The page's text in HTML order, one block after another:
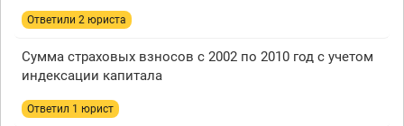
Ответили 2 юристa
Сумма страховых взносов с 2002 по 2010 год с учетом
индексации капитала
Ответил 1 юрист